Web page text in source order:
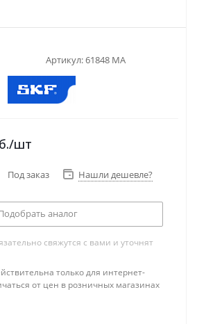
Артикул:61848 MA
/шт
Под заказ Нашли дешевле?
аналог
свяжутся с вами и уточнят
только для интернет-
от цен в розничных магазинах